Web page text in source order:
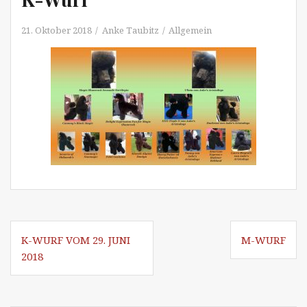
21. Oktober 2018 Anke Taubitz Allgemein
Beitragsnavigation
K-WURF VOM 29. JUNI
2018
M-WURF